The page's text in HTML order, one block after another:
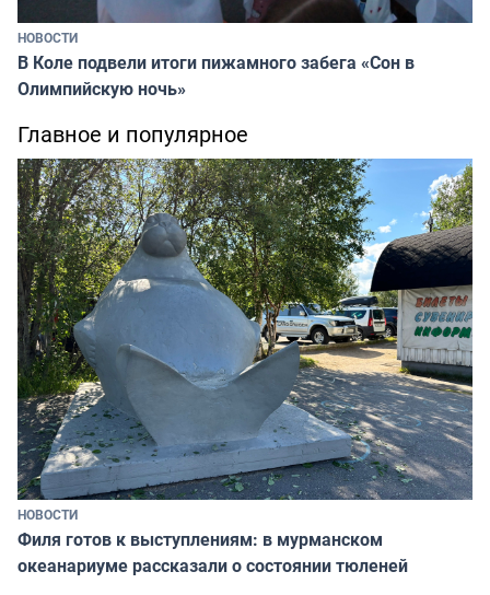
НОВОСТИ
В Коле подвели итоги пижамного забега «Сон в
Олимпийскую ночь»
Главное и популярное
НОВОСТИ
Филя готов к выступлениям: в мурманском
океанариуме рассказали о состоянии тюленей